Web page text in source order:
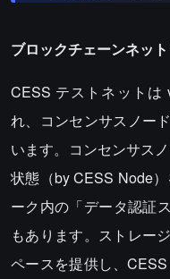
ブロックチェーンネッ
CESS テストネットは
れ、コンセンサスノー
います。コンセンサス
状態（by CESS Node
ーク内の「データ認証
もあります。ストレー
ペースを提供し、